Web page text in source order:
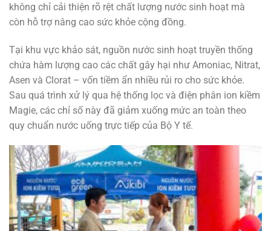
không chỉ cải thiện rõ rệt chất lượng nước sinh hoạt mà
còn hỗ trợ nâng cao sức khỏe cộng đồng.
Tại khu vực khảo sát, nguồn nước sinh hoạt truyền thống
chứa hàm lượng cao các chất gây hại như Amoniac, Nitrat,
Asen và Clorat – vốn tiềm ẩn nhiều rủi ro cho sức khỏe.
Sau quá trình xử lý qua hệ thống lọc và điện phân ion kiềm
Magie, các chỉ số này đã giảm xuống mức an toàn theo
quy chuẩn nước uống trực tiếp của Bộ Y tế.